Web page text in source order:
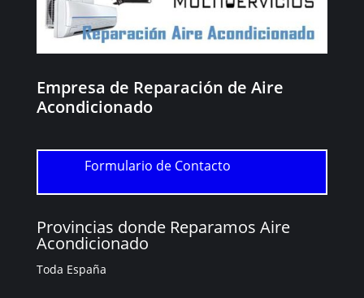
Empresa de Reparación de Aire
Acondicionado
Formulario de Contacto
Provincias donde Reparamos Aire
Acondicionado
Toda España